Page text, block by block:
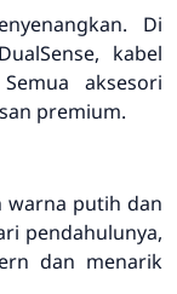
Di
kabel
aksesori
premium.
putih dan
pendahulunya,
dan menarik